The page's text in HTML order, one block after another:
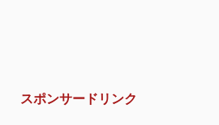
スポンサードリンク